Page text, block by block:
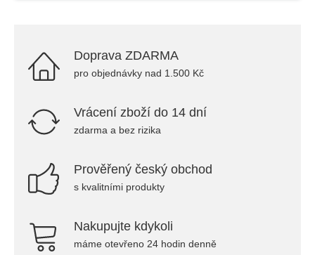
Doprava ZDARMA
pro objednávky nad 1.500 Kč
Vrácení zboží do 14 dní
zdarma a bez rizika
Prověřený český obchod
s kvalitními produkty
Nakupujte kdykoli
máme otevřeno 24 hodin denně